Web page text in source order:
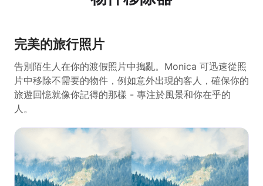
完美的旅行照片
告別陌生人在你的渡假照片中搗亂。Monica 可迅速從照
片中移除不需要的物件，例如意外出現的客人，確保你的
旅遊回憶就像你記得的那樣 - 專注於風景和你在乎的
人。